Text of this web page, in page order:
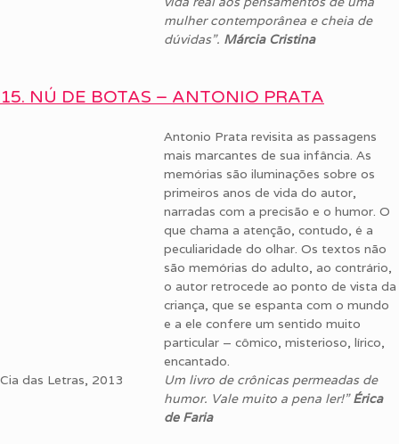
mulher contemporânea e cheia de
dúvidas”. Márcia Cristina
15. NÚ DE BOTAS – ANTONIO PRATA
Antonio Prata revisita as passagens
mais marcantes de sua infância. As
memórias são iluminações sobre os
primeiros anos de vida do autor,
narradas com a precisão e o humor. O
que chama a atenção, contudo, é a
peculiaridade do olhar. Os textos não
são memórias do adulto, ao contrário,
o autor retrocede ao ponto de vista da
criança, que se espanta com o mundo
e a ele confere um sentido muito
particular – cômico, misterioso, lírico,
encantado.
Cia das Letras, 2013
Um livro de crônicas permeadas de
humor. Vale muito a pena ler!”Érica
de Faria